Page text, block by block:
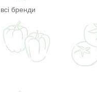
бренди